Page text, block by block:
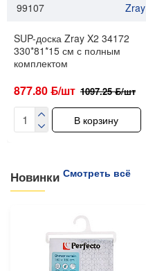
99107 Zray
SUP-доска Zray X2 34172
330*81*15 см с полным
комплектом
877.80 ƃ/шт 1097.25 ƃ/шт
В корзину
Новинки Смотреть всё